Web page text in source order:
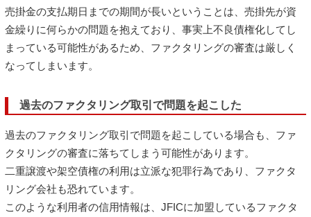
売掛金の支払期日までの期間が長いということは、売掛先が資
金繰りに何らかの問題を抱えており、事実上不良債権化してし
まっている可能性があるため、ファクタリングの審査は厳しく
なってしまいます。
過去のファクタリング取引で問題を起こした
過去のファクタリング取引で問題を起こしている場合も、ファ
クタリングの審査に落ちてしまう可能性があります。
二重譲渡や架空債権の利用は立派な犯罪行為であり、ファクタ
リング会社も恐れています。
このような利用者の信用情報は、JFICに加盟しているファクタ